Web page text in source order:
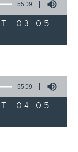
55:09
03:05 -
55:09
04:05 -